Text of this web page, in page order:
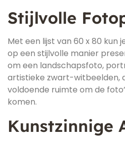
Stijlvolle
Met een lijst van 60 x 80 kun
op een stijlvolle manier
om een landschapsfoto,
artistieke zwart-witbeelden,
voldoende ruimte om de
komen.
Kunstzinnige